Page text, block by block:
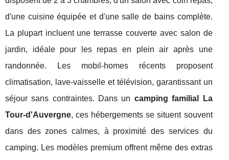
d'une cuisine équipée et d'une salle de bains complète.
La plupart incluent une terrasse couverte avec salon de
jardin, idéale pour les repas en plein air après une
randonnée. Les mobil-homes récents proposent
climatisation, lave-vaisselle et télévision, garantissant un
séjour sans contraintes. Dans un camping familial La
Tour-d'Auvergne, ces hébergements se situent souvent
dans des zones calmes, à proximité des services du
camping. Les modèles premium offrent même des extras